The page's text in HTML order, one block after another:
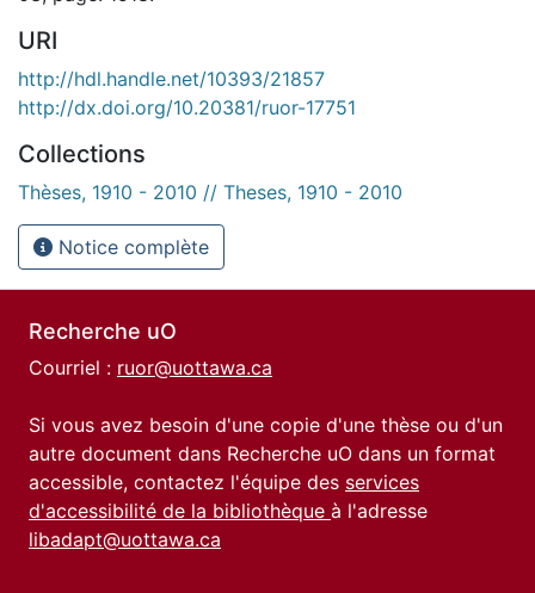
URI
http://hdl.handle.net/10393/21857
http://dx.doi.org/10.20381/ruor-17751
Collections
Thèses, 1910 - 2010 // Theses, 1910 - 2010
Notice complète
Recherche uO
Courriel : ruor@uottawa.ca
Si vous avez besoin d'une copie d'une thèse ou d'un
autre document dans Recherche uO dans un format
accessible, contactez l'équipe des services
d'accessibilité de la bibliothèque à l'adresse
libadapt@uottawa.ca